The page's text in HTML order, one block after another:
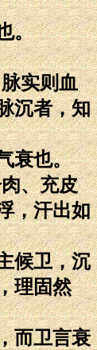
。
实则血
沉者，知
衰也。
、充皮
，汗出如
候卫，沉
理固然
而卫言衰